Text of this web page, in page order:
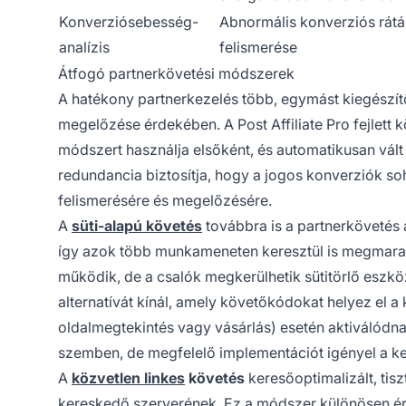
Konverziósebesség-
analízis
Abnormális konverziós
felismerése
Átfogó partnerkövetési módszerek
A hatékony partnerkezelés több, egymást
megelőzése érdekében. A Post Affiliate Pro fejlett
módszert használja elsőként, és automatikusan
redundancia biztosítja, hogy a jogos konverziók
felismerésére és megelőzésére.
A süti-alapú követés továbbra is a
így azok több munkameneten keresztül is
működik, de a csalók megkerülhetik sütitörlő
alternatívát kínál, amely követőkódokat helyez el
oldalmegtekintés vagy vásárlás) esetén
szemben, de megfelelő implementációt igényel a
A közvetlen linkes követés keresőoptimalizált,